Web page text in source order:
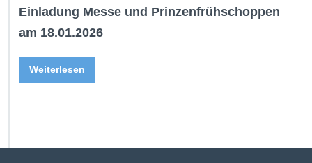
Einladung Messe und Prinzenfrühschoppen
am 18.01.2026
Weiterlesen